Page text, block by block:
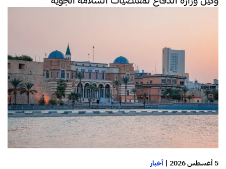
5 أغسطس 2026 | أخبار